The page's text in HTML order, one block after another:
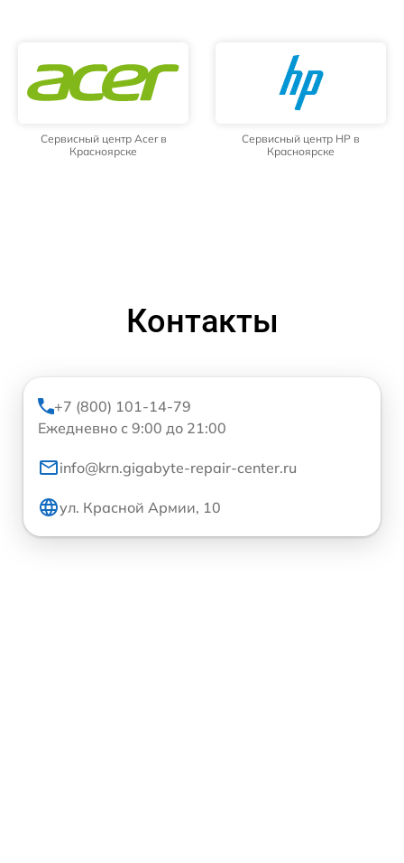
Сервисный центр Acer в
Красноярске
Сервисный центр HP в
Красноярске
Контакты
+7 (800) 101-14-79
Ежедневно с 9:00 до 21:00
info@krn.gigabyte-repair-center.ru
ул. Красной Армии, 10